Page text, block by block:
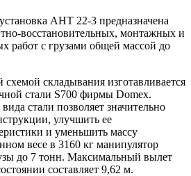
АНТ 22-3 предназначена
восстановительных, монтажных и
работ с грузами общей массой до
складывания изготавливается
стали S700 фирмы Domex.
стали позволяет значительно
улучшить ее
и уменьшить массу
весе в 3160 кг манипулятор
до 7 тонн. Максимальный вылет
составляет 9,62 м.